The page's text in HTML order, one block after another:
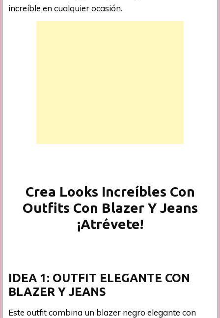
increíble en cualquier ocasión.
Crea Looks Increíbles Con
Outfits Con Blazer Y Jeans
¡Atrévete!
IDEA 1: OUTFIT ELEGANTE CON
BLAZER Y JEANS
Este outfit combina un blazer negro elegante con